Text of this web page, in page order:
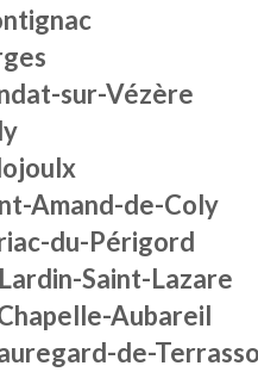
sur-Vézère
Amand-de-Coly
du-Périgord
Saint-Lazare
Aubareil
de-